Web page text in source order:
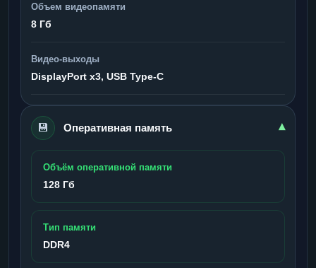
Объем видеопамяти
8 Гб
Видео-выходы
DisplayPort x3, USB Type-C
💾 Оперативная память ▾
Объём оперативной памяти
128 Гб
Тип памяти
DDR4